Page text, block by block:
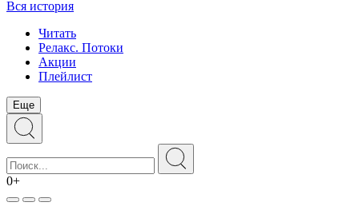
Вся история
Читать
Релакс. Потоки
Акции
Плейлист
Еще
0+